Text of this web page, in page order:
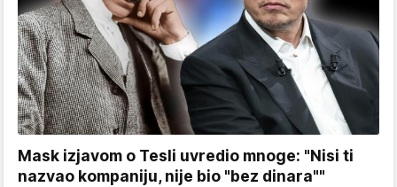
Mask izjavom o Tesli uvredio mnoge: "Nisi ti
nazvao kompaniju, nije bio "bez dinara""